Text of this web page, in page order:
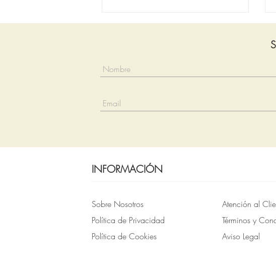
INFORMACIÓN
Sobre Nosotros
Política de Privacidad
Política de Cookies
Atención al
Términos y
Aviso Legal